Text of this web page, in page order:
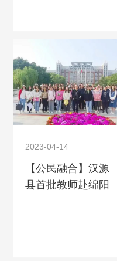
2023-04-14
【公民融合】汉源
县首批教师赴绵阳